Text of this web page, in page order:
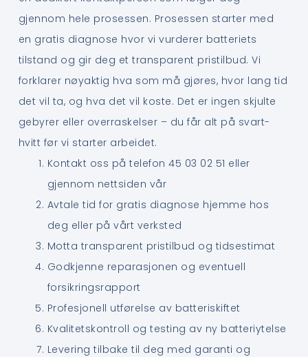
gjennom hele prosessen. Prosessen starter med
en gratis diagnose hvor vi vurderer batteriets
tilstand og gir deg et transparent pristilbud. Vi
forklarer nøyaktig hva som må gjøres, hvor lang tid
det vil ta, og hva det vil koste. Det er ingen skjulte
gebyrer eller overraskelser – du får alt på svart-
hvitt før vi starter arbeidet.
Kontakt oss på telefon 45 03 02 51 eller
gjennom nettsiden vår
Avtale tid for gratis diagnose hjemme hos
deg eller på vårt verksted
Motta transparent pristilbud og tidsestimat
Godkjenne reparasjonen og eventuell
forsikringsrapport
Profesjonell utførelse av batteriskiftet
Kvalitetskontroll og testing av ny batteriytelse
Levering tilbake til deg med garanti og